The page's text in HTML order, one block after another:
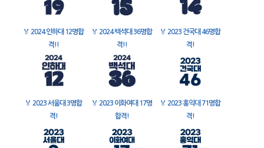
🏅 2024 인하대 12명합
격!!
🏅 2024 백석대 36명합
격!!
🏅 2023 건국대 46명합
격!
🏅 2023 서울대 3명합
격!
🏅 2023 이화여대 17명
합격!
🏅 2023 홍익대 71명합
격!